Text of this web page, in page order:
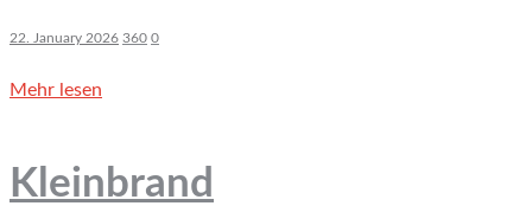
22. January 2026 360 0
Mehr lesen
Kleinbrand